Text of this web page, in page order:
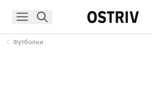
Футболки